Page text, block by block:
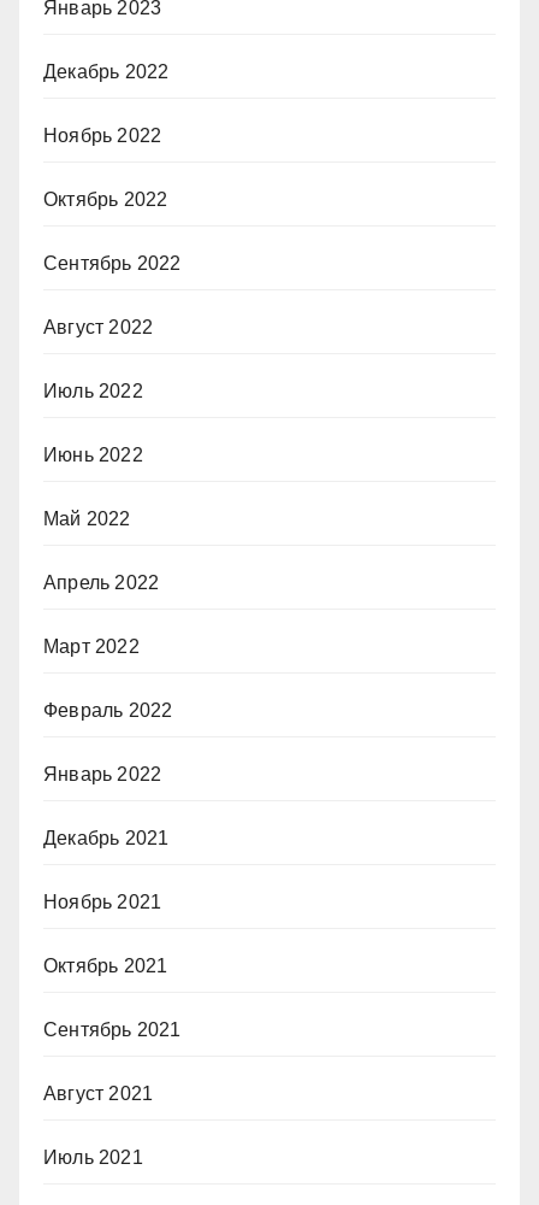
Январь 2023
Декабрь 2022
Ноябрь 2022
Октябрь 2022
Сентябрь 2022
Август 2022
Июль 2022
Июнь 2022
Май 2022
Апрель 2022
Март 2022
Февраль 2022
Январь 2022
Декабрь 2021
Ноябрь 2021
Октябрь 2021
Сентябрь 2021
Август 2021
Июль 2021